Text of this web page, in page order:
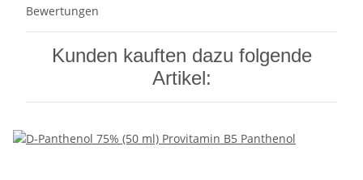
Bewertungen
Kunden kauften dazu folgende
Artikel: